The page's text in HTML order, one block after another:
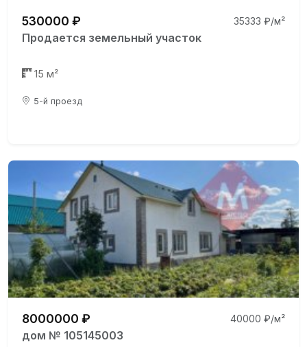
530000 ₽ 35333 ₽/м²
Продается земельный участок
15 м²
5-й проезд
8000000 ₽ 40000 ₽/м²
дом № 105145003